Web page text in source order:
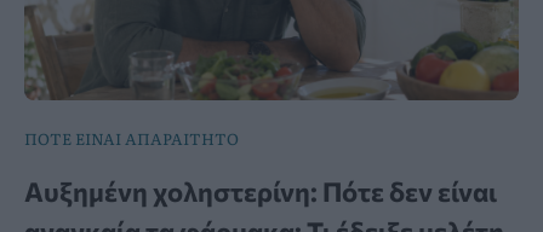
ΠΟΤΕ ΕΙΝΑΙ ΑΠΑΡΑΙΤΗΤΟ
Αυξημένη χοληστερίνη: Πότε δεν είναι